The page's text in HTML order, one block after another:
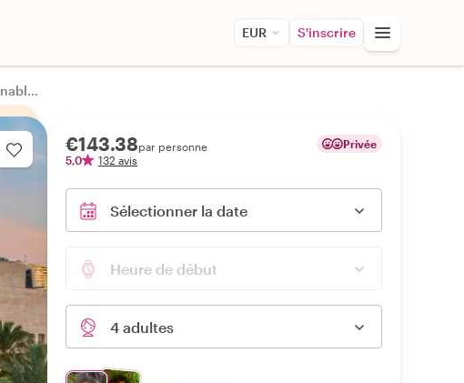
EUR S'inscrire
Le meilleur de Bilbao : sites incontournables et Guggenheim par un expert privé agréé
€143.38par personne
5,0
132 avis
Privée
Sélectionner la date
Heure de début
4 adultes